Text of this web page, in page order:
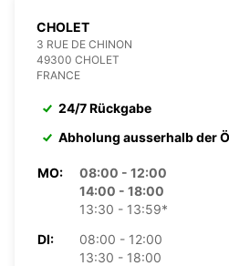
CHOLET
3 RUE DE CHINON
49300 CHOLET
FRANCE
24/7 Rückgabe
Abholung ausserhalb der
MO:
08:00 - 12:00
14:00 - 18:00
13:30 - 13:59*
DI:
08:00 - 12:00
13:30 - 18:00